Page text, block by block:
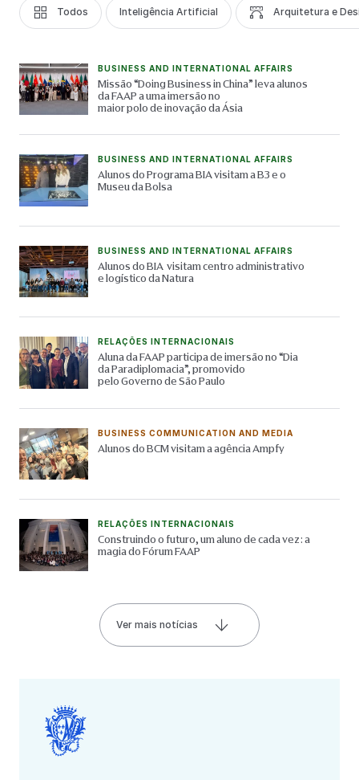
Todos Inteligência Artificial Arquitetura e
BUSINESS AND INTERNATIONAL AFFAIRS
Missão “Doing Business in China” leva alunos
da FAAP a uma imersão no
maior polo de inovação da Ásia
BUSINESS AND INTERNATIONAL AFFAIRS
Alunos do Programa BIA visitam a B3 e o
Museu da Bolsa
BUSINESS AND INTERNATIONAL AFFAIRS
Alunos do BIA visitam centro administrativo
e logístico da Natura
RELAÇÕES INTERNACIONAIS
Aluna da FAAP participa de imersão no “Dia
da Paradiplomacia”, promovido
pelo Governo de São Paulo
BUSINESS COMMUNICATION AND MEDIA
Alunos do BCM visitam a agência Ampfy
RELAÇÕES INTERNACIONAIS
Construindo o futuro, um aluno de cada vez: a
magia do Fórum FAAP
Ver mais notícias